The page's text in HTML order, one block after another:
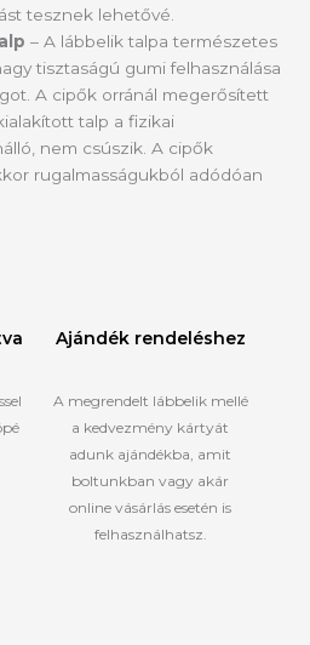
tesznek lehetővé.
– A lábbelik talpa természetes
tisztaságú gumi felhasználása
A cipők orránál megerősített
talp a fizikai
nem csúszik. A cipők
rugalmasságukból adódóan
Ajándék rendeléshez
A megrendelt lábbelik mellé
a kedvezmény kártyát
adunk ajándékba, amit
boltunkban vagy akár
online vásárlás esetén is
felhasználhatsz.